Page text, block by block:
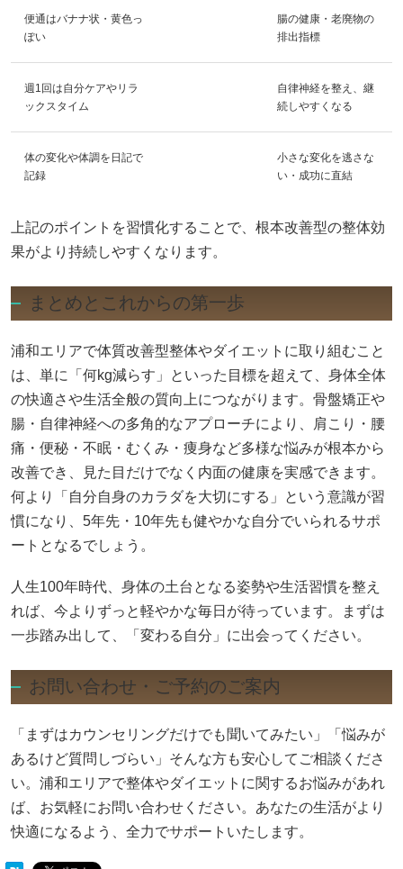
便通はバナナ状・黄色っ
ぽい
腸の健康・老廃物の
排出指標
週1回は自分ケアやリラ
ックスタイム
自律神経を整え、継
続しやすくなる
体の変化や体調を日記で
記録
小さな変化を逃さな
い・成功に直結
上記のポイントを習慣化することで、根本改善型の整体効
果がより持続しやすくなります。
まとめとこれからの第一歩
浦和エリアで体質改善型整体やダイエットに取り組むこと
は、単に「何kg減らす」といった目標を超えて、身体全体
の快適さや生活全般の質向上につながります。骨盤矯正や
腸・自律神経への多角的なアプローチにより、肩こり・腰
痛・便秘・不眠・むくみ・痩身など多様な悩みが根本から
改善でき、見た目だけでなく内面の健康を実感できます。
何より「自分自身のカラダを大切にする」という意識が習
慣になり、5年先・10年先も健やかな自分でいられるサポ
ートとなるでしょう。
人生100年時代、身体の土台となる姿勢や生活習慣を整え
れば、今よりずっと軽やかな毎日が待っています。まずは
一歩踏み出して、「変わる自分」に出会ってください。
お問い合わせ・ご予約のご案内
「まずはカウンセリングだけでも聞いてみたい」「悩みが
あるけど質問しづらい」そんな方も安心してご相談くださ
い。浦和エリアで整体やダイエットに関するお悩みがあれ
ば、お気軽にお問い合わせください。あなたの生活がより
快適になるよう、全力でサポートいたします。